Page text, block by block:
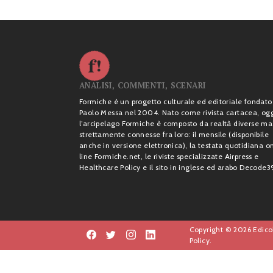
ANALISI, COMMENTI, SCENARI
Formiche è un progetto culturale ed editoriale fondato
Paolo Messa nel 2004. Nato come rivista cartacea,
l’arcipelago Formiche è composto da realtà diverse ma
strettamente connesse fra loro: il mensile (disponibile
anche in versione elettronica), la testata quotidiana
line Formiche.net, le riviste specializzate Airpress e
Healthcare Policy e il sito in inglese ed arabo
Copyright © 2026
Policy.